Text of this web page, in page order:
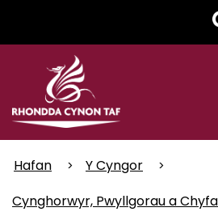
Hafan
Y Cyngor
Cynghorwyr, Pwyllgorau a